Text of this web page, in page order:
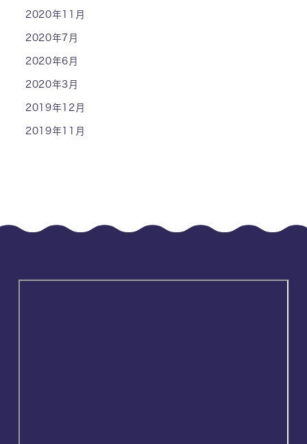
2020年11月
2020年7月
2020年6月
2020年3月
2019年12月
2019年11月